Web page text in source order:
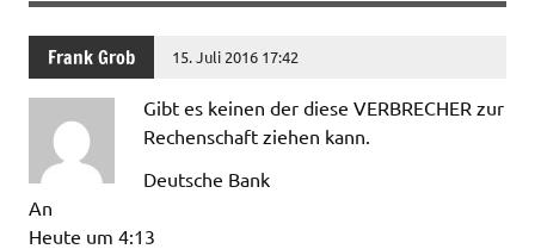
Frank Grob 15. Juli 2016 17:42
Gibt es keinen der diese VERBRECHER zur
Rechenschaft ziehen kann.
Deutsche Bank
An
Heute um 4:13